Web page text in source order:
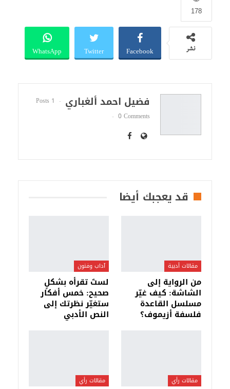
178
نشر Facebook
Twitter
WhatsApp
فضيل احمد ألغباري
1 Posts
0 Comments
قد يعجبك أيضا
مقالات أدبية
من الرواية إلى
الشاشة: كيف غيّر
مسلسل القاعدة
فلسفة أزيموف؟
آداب وفنون
لستَ تقرأه بشكلٍ
صحيح: خمس أفكار
ستغيّر نظرتك إلى
النص الأدبي
مقالات رأي مقالات رأي